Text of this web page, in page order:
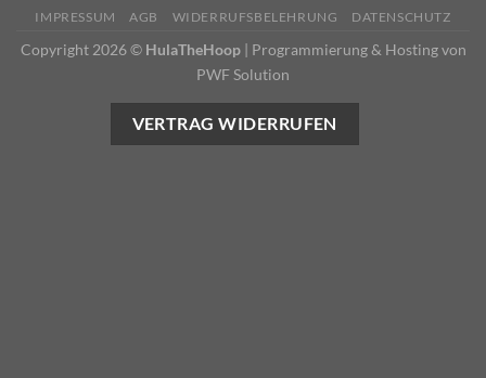
IMPRESSUM AGB WIDERRUFSBELEHRUNG DATENSCHUTZ
Copyright 2026 © HulaTheHoop| Programmierung & Hosting von
PWF Solution
VERTRAG WIDERRUFEN